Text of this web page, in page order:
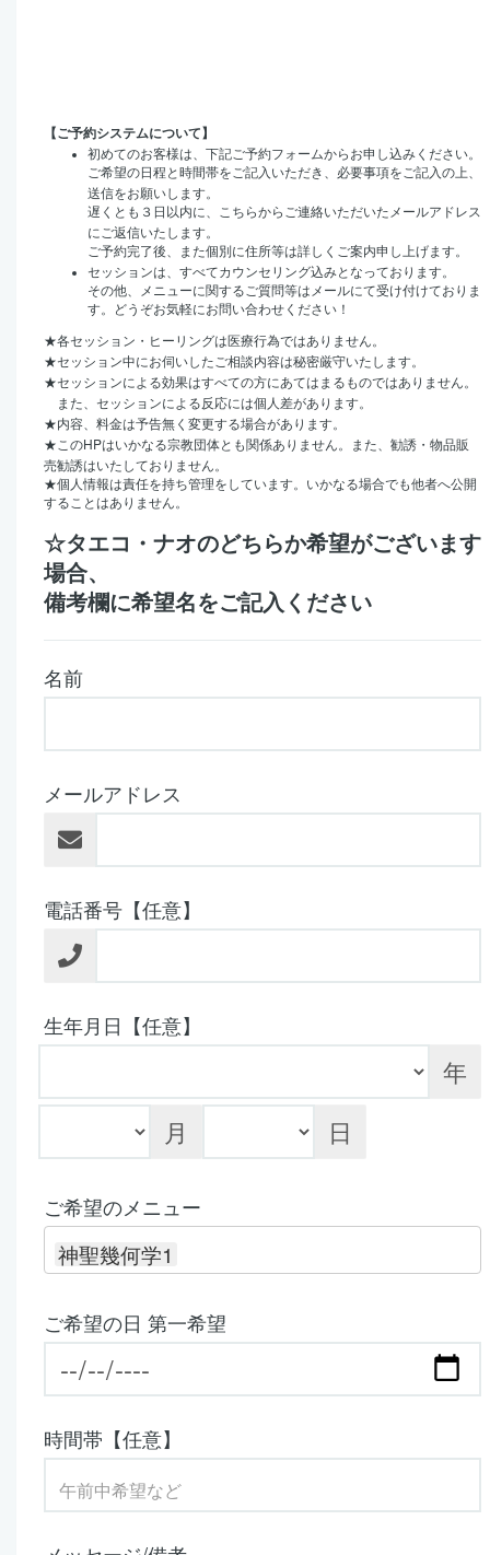
【ご予約システムについて】
初めてのお客様は、下記ご予約フォームからお申し込みください。
ご希望の日程と時間帯をご記入いただき、必要事項をご記入の上、
送信をお願いします。
遅くとも３日以内に、こちらからご連絡いただいたメールアドレス
にご返信いたします。
ご予約完了後、また個別に住所等は詳しくご案内申し上げます。
セッションは、すべてカウンセリング込みとなっております。
その他、メニューに関するご質問等はメールにて受け付けておりま
す。どうぞお気軽にお問い合わせください！
★各セッション・ヒーリングは医療行為ではありません。
★セッション中にお伺いしたご相談内容は秘密厳守いたします。
★セッションによる効果はすべての方にあてはまるものではありません。
また、セッションによる反応には個人差があります。
★内容、料金は予告無く変更する場合があります。
★このHPはいかなる宗教団体とも関係ありません。また、勧誘・物品販
売勧誘はいたしておりません。
★個人情報は責任を持ち管理をしています。いかなる場合でも他者へ公開
することはありません。
☆タエコ・ナオのどちらか希望がございます
場合、
備考欄に希望名をご記入ください
名前
メールアドレス
電話番号【任意】
生年月日【任意】
年
月
日
ご希望のメニュー
神聖幾何学1
ご希望の日 第一希望
時間帯【任意】